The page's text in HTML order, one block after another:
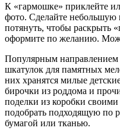
К «гармошке» приклейте
фото. Сделайте небольшую
потянуть, чтобы раскрыть
оформите по желанию.
Популярным направлением
шкатулок для памятных
них хранятся милые
бирочки из роддома и
поделки из коробки
подобрать подходящую по
бумагой или тканью.